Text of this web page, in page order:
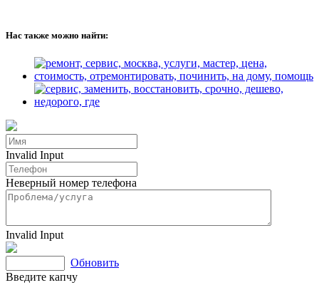
Нас также можно найти:
Invalid Input
Неверный номер телефона
Invalid Input
Обновить
Введите капчу